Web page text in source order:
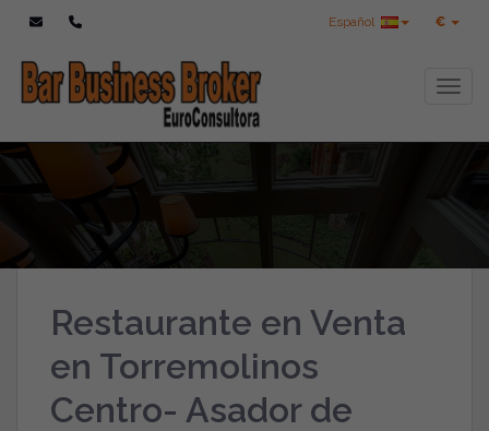
€
Español
Restaurante en Venta
en Torremolinos
Centro- Asador de